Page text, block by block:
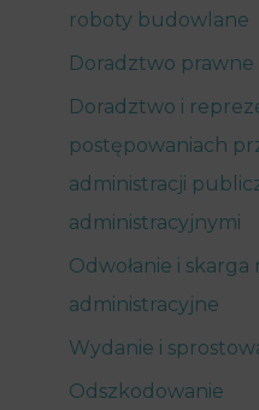
roboty budowlane
Doradztwo
Doradztwo i
postępowaniach
administracji
administracyjnymi
Odwołanie i skarga
administracyjne
Wydanie i
Odszkodowanie